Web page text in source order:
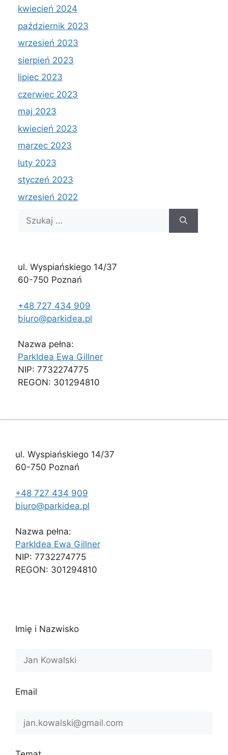
kwiecień 2024
październik 2023
wrzesień 2023
sierpień 2023
lipiec 2023
czerwiec 2023
maj 2023
kwiecień 2023
marzec 2023
luty 2023
styczeń 2023
wrzesień 2022
ul. Wyspiańskiego 14/37
60-750 Poznań
+48 727 434 909
biuro@parkidea.pl
Nazwa pełna:
ParkIdea Ewa Gillner
NIP: 7732274775
REGON: 301294810
ul. Wyspiańskiego 14/37
60-750 Poznań
+48 727 434 909
biuro@parkidea.pl
Nazwa pełna:
ParkIdea Ewa Gillner
NIP: 7732274775
REGON: 301294810
Imię i Nazwisko
Email